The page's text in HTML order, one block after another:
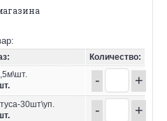
Количество:
- +
30шт\уп.
- +